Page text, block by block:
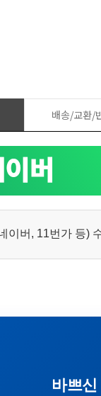
배송/교환/
이버, 11번가 등)
바쁘